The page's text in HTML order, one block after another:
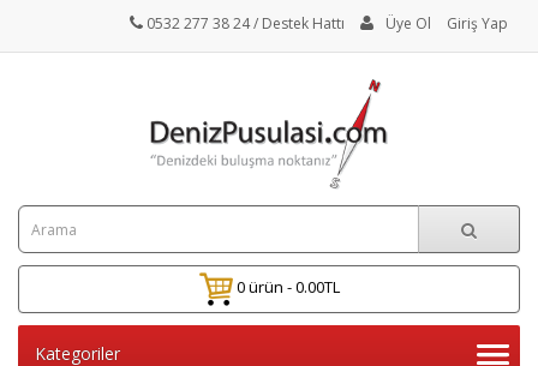
0532 277 38 24/ Destek Hattı Üye Ol Giriş Yap
0 ürün - 0.00TL
Kategoriler